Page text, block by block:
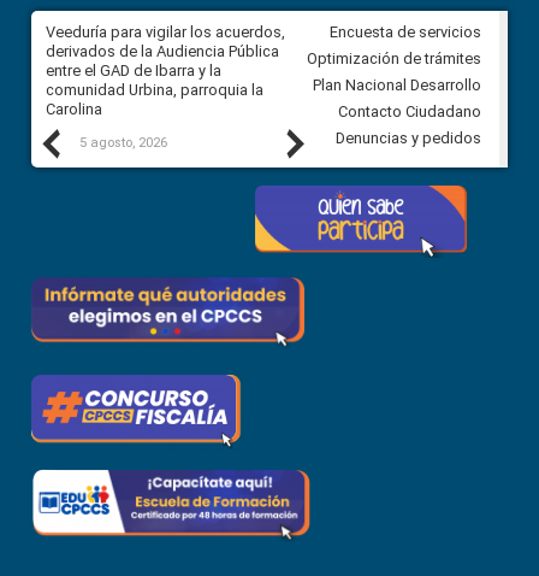
Previous
Veeduría para vigilar los acuerdos,
derivados de la Audiencia Pública
entre el GAD de Ibarra y la
comunidad Urbina, parroquia la
Carolina
5 agosto, 2026
CPCCS convoca a Veeduría
Ciudadana para vigilar el
en la Universidad de Cuenca
5 agosto, 2026
Next
Encuesta de servicios
Optimización de trámites
Plan Nacional Desarrollo
Contacto Ciudadano
Denuncias y pedidos